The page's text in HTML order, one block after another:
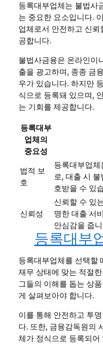
등록대부업체는 불법사
는 중요한 요소입니다.
업체로서 안전하고 신
공합니다.
불법사금융은 온라인이
출을 광고하며, 종종 금
우가 있습니다. 하지만
식으로 등록돼 있으며,
는 기회를 제공합니다.
등록대부
업체의
중요성
법적 보
호
등록대부업
로, 대출 시
호받을 수 있
신뢰성
신뢰할 수 있
명한 대출 서
안심감을 줍
등록대부
등록대부업체를 선택할
재무 상태에 맞는 적절
그들의 이해를 돕는 상
게 살펴보아야 합니다.
이를 통해 안전하고 투
다. 또한, 금융감독원의
체가 정식으로 등록되